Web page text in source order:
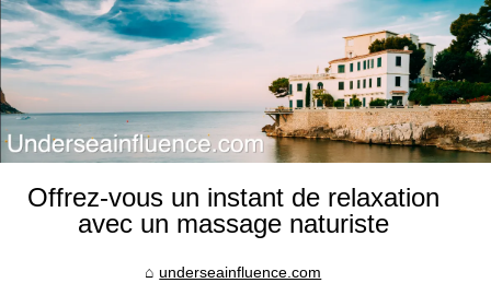
Offrez-vous un instant de relaxation
avec un massage naturiste
underseainfluence.com